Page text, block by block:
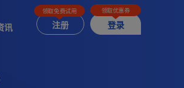
讯
领取免费试用
注册
领取优惠券
登录